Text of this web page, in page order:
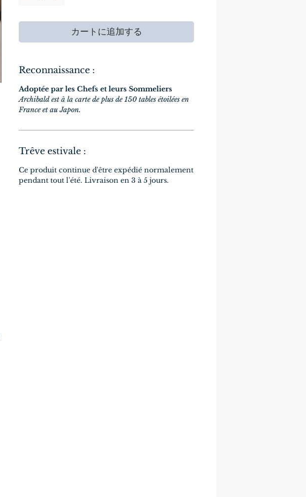
カートに追加する
Reconnaissance :
Adoptée par les Chefs et leurs Sommeliers
Archibald est à la carte de plus de 150 tables étoilées en
France et au Japon.
Trêve estivale :
Ce produit continue d'être expédié normalement
pendant tout l'été. Livraison en 3 à 5 jours.